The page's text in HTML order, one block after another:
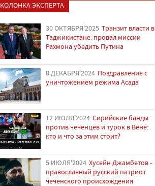
КОЛОНКА ЭКСПЕРТА
30 ОКТЯБРЯ'2025 Транзит власти в
Таджикистане: провал миссии
Рахмона убедить Путина
8 ДЕКАБРЯ'2024 Поздравление с
уничтожением режима Асада
12 ИЮЛЯ'2024 Сирийские банды
против чеченцев и турок в Вене:
кто и что за этим стоит?
5 ИЮЛЯ'2024 Хусейн Джамбетов -
православный русский патриот
чеченского происхождения